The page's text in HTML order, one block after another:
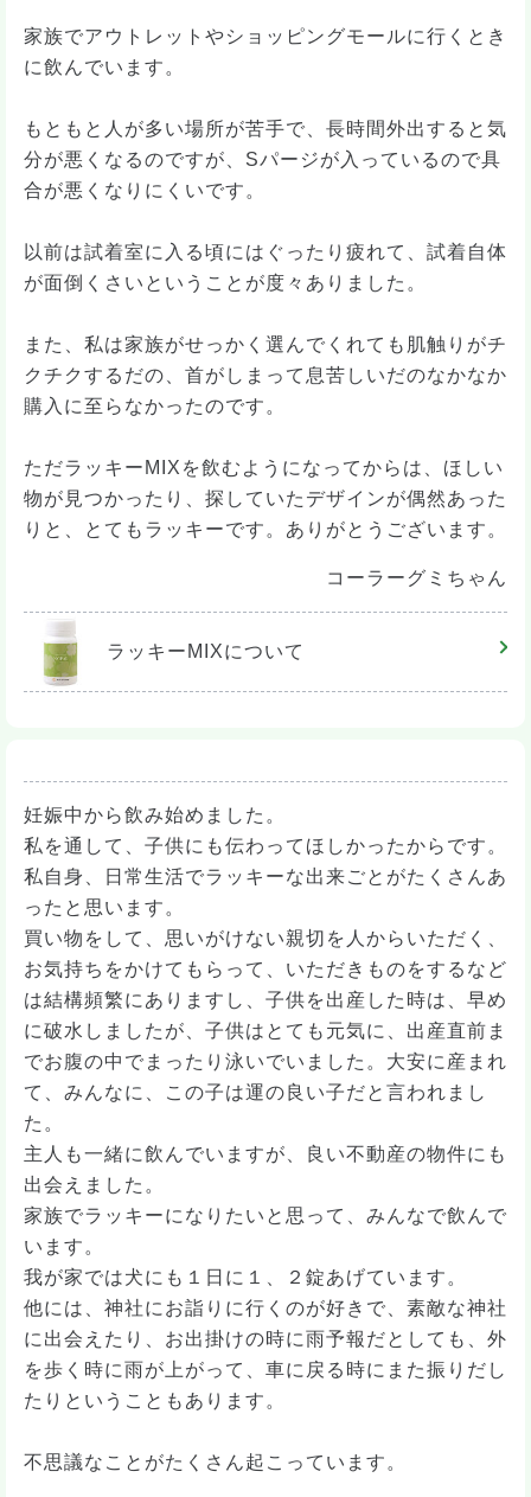
家族でアウトレットやショッピングモールに行くとき
に飲んでいます。
もともと人が多い場所が苦手で、長時間外出すると気
分が悪くなるのですが、Sパージが入っているので具
合が悪くなりにくいです。
以前は試着室に入る頃にはぐったり疲れて、試着自体
が面倒くさいということが度々ありました。
また、私は家族がせっかく選んでくれても肌触りがチ
クチクするだの、首がしまって息苦しいだのなかなか
購入に至らなかったのです。
ただラッキーMIXを飲むようになってからは、ほしい
物が見つかったり、探していたデザインが偶然あった
りと、とてもラッキーです。ありがとうございます。
コーラーグミちゃん
ラッキーMIXについて
妊娠中から飲み始めました。
私を通して、子供にも伝わってほしかったからです。
私自身、日常生活でラッキーな出来ごとがたくさんあ
ったと思います。
買い物をして、思いがけない親切を人からいただく、
お気持ちをかけてもらって、いただきものをするなど
は結構頻繁にありますし、子供を出産した時は、早め
に破水しましたが、子供はとても元気に、出産直前ま
でお腹の中でまったり泳いでいました。大安に産まれ
て、みんなに、この子は運の良い子だと言われまし
た。
主人も一緒に飲んでいますが、良い不動産の物件にも
出会えました。
家族でラッキーになりたいと思って、みんなで飲んで
います。
我が家では犬にも１日に１、２錠あげています。
他には、神社にお詣りに行くのが好きで、素敵な神社
に出会えたり、お出掛けの時に雨予報だとしても、外
を歩く時に雨が上がって、車に戻る時にまた振りだし
たりということもあります。
不思議なことがたくさん起こっています。